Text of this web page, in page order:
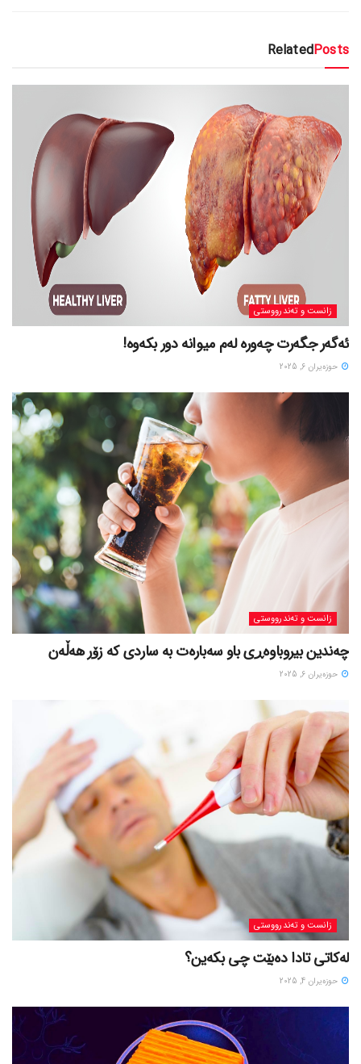
RelatedPosts
زانست و تەندرووستی
ئەگەر جگەرت چەورە لەم میوانە دور بکەوە!
حوزه‌یران 6, 2025
زانست و تەندرووستی
چەندین بیروباوەڕی باو سەبارەت بە ساردی کە زۆر هەڵەن
حوزه‌یران 6, 2025
زانست و تەندرووستی
لەکاتی تادا دەبێت چی بکەین؟
حوزه‌یران 4, 2025